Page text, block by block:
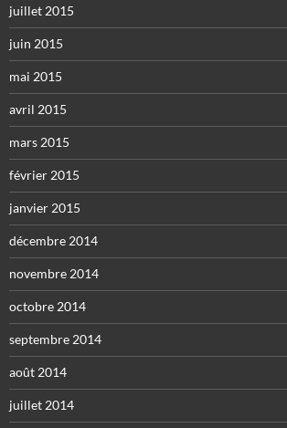
juillet 2015
juin 2015
mai 2015
avril 2015
mars 2015
février 2015
janvier 2015
décembre 2014
novembre 2014
octobre 2014
septembre 2014
août 2014
juillet 2014